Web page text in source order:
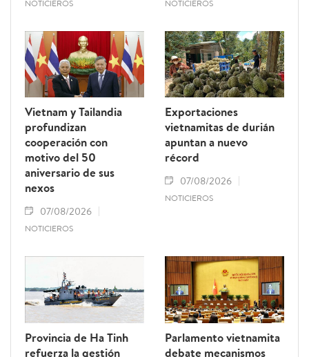
NOTICIEROS NOTICIEROS
Vietnam y Tailandia
profundizan
cooperación con
motivo del 50
aniversario de sus
nexos
07/08/2026
NOTICIEROS
Exportaciones
vietnamitas de durián
apuntan a nuevo
récord
07/08/2026
NOTICIEROS
Provincia de Ha Tinh
refuerza la gestión
Parlamento vietnamita
debate mecanismos